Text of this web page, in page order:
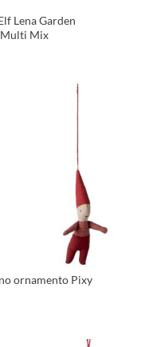
Lena Garden
Multi Mix
ornamento Pixy